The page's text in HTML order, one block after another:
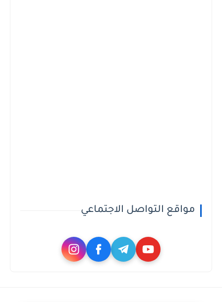
مواقع التواصل الاجتماعي